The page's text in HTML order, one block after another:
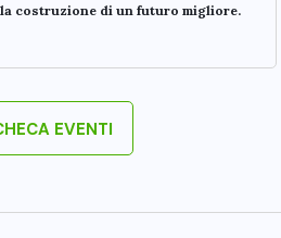
costruzione di un futuro migliore.
EVENTI